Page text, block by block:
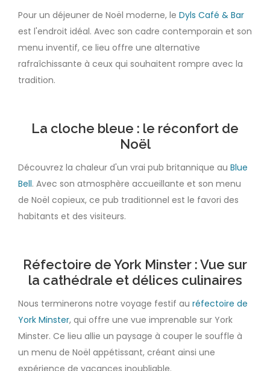
Pour un déjeuner de Noël moderne, le Dyls Café & Bar
est l'endroit idéal. Avec son cadre contemporain et son
menu inventif, ce lieu offre une alternative
rafraîchissante à ceux qui souhaitent rompre avec la
tradition.
La cloche bleue : le réconfort de
Noël
Découvrez la chaleur d'un vrai pub britannique au Blue
Bell. Avec son atmosphère accueillante et son menu
de Noël copieux, ce pub traditionnel est le favori des
habitants et des visiteurs.
Réfectoire de York Minster : Vue sur
la cathédrale et délices culinaires
Nous terminerons notre voyage festif au réfectoire de
York Minster, qui offre une vue imprenable sur York
Minster. Ce lieu allie un paysage à couper le souffle à
un menu de Noël appétissant, créant ainsi une